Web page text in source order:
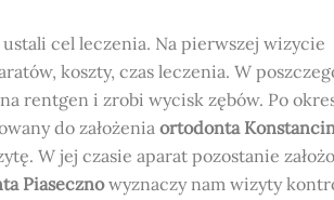
ustali cel leczenia. Na pierwszej wizycie
koszty, czas leczenia. W
rentgen i zrobi wycisk zębów. Po
do założenia ortodonta
W jej czasie aparat pozostanie
Piasecznowyznaczy nam wizyty